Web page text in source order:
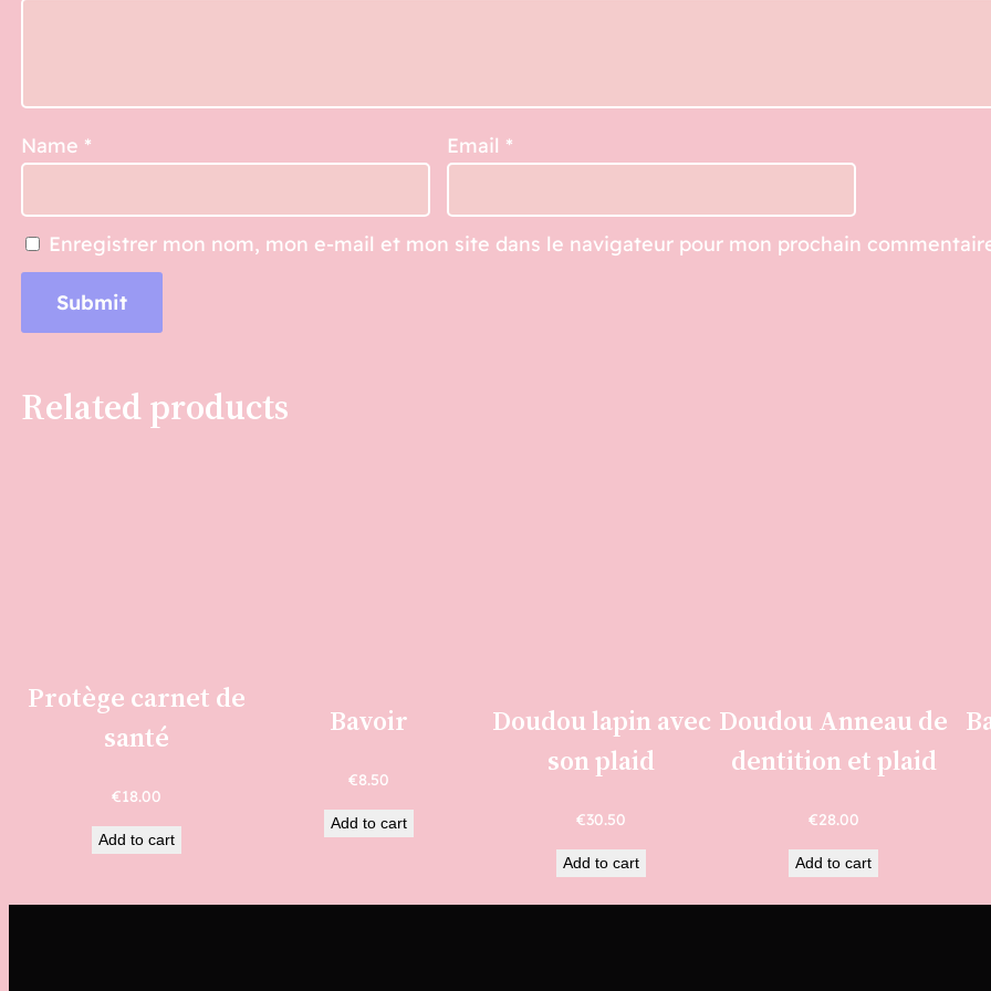
y
Name * Email *
Enregistrer mon nom, mon e-mail et mon site dans le navigateur pour mon prochain
Related products
Protège carnet de
santé
€18.00
Add to cart
Bavoir
€8.50
Add to cart
Doudou lapin avec
son plaid
€30.50
Add to cart
Doudou Anneau de
dentition et plaid
€28.00
Add to cart